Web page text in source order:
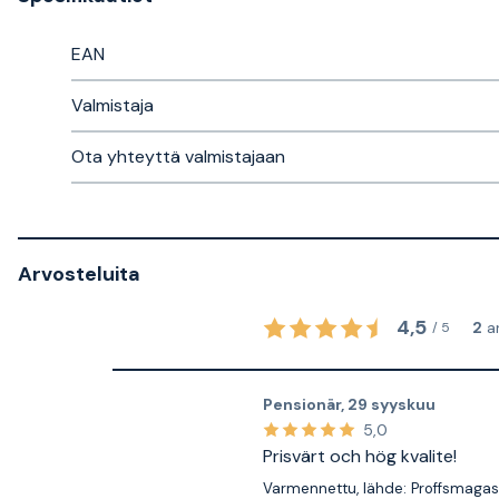
EAN
Valmistaja
Ota yhteyttä valmistajaan
Arvosteluita
4,5 / 5 2
Pensionär, 29 syyskuu
5,0
Prisvärt och hög kvalite!
Varmennettu, lähde: